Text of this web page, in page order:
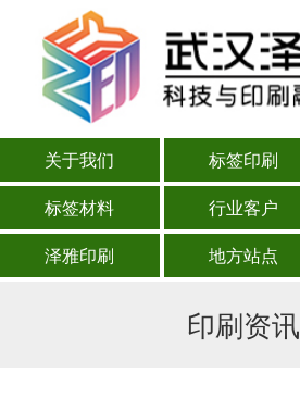
关于我们 标签印刷
标签材料
行业客户
泽雅印刷
地方站点
印刷资讯